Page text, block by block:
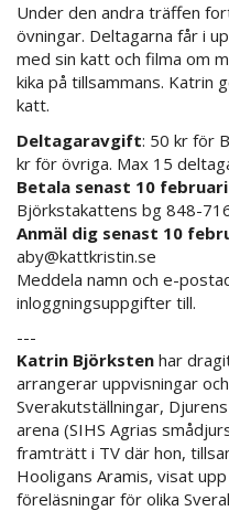
Under den andra träffen
övningar. Deltagarna får i
med sin katt och filma om
kika på tillsammans. Katrin
katt.
Deltagaravgift: 50 kr för
kr för övriga. Max 15
Betala senast 10 februari
Björkstakattens bg 848-
Anmäl dig senast 10
aby@kattkristin.se
Meddela namn och e-
inloggningsuppgifter till.
---
Katrin Björksten har
arrangerar uppvisningar
Sverakutställningar,
arena (SIHS Agrias
framträtt i TV där hon,
Hooligans Aramis, visat
föreläsningar för olika